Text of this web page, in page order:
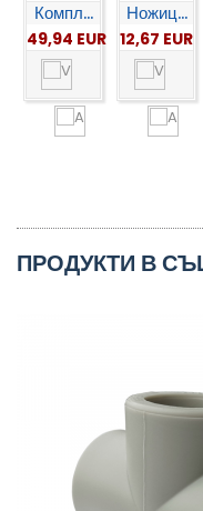
Компл...
49,94 EUR
Ножиц...
12,67 EUR
ПРОДУКТИ В